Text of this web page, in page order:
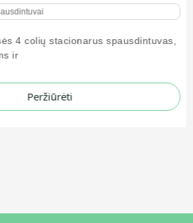
4 colių stacionarus spausdintuvas,
ir
Peržiūrėti